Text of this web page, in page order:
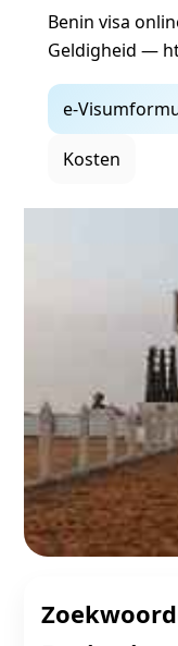
Benin visa
Geldigheid —
Kosten